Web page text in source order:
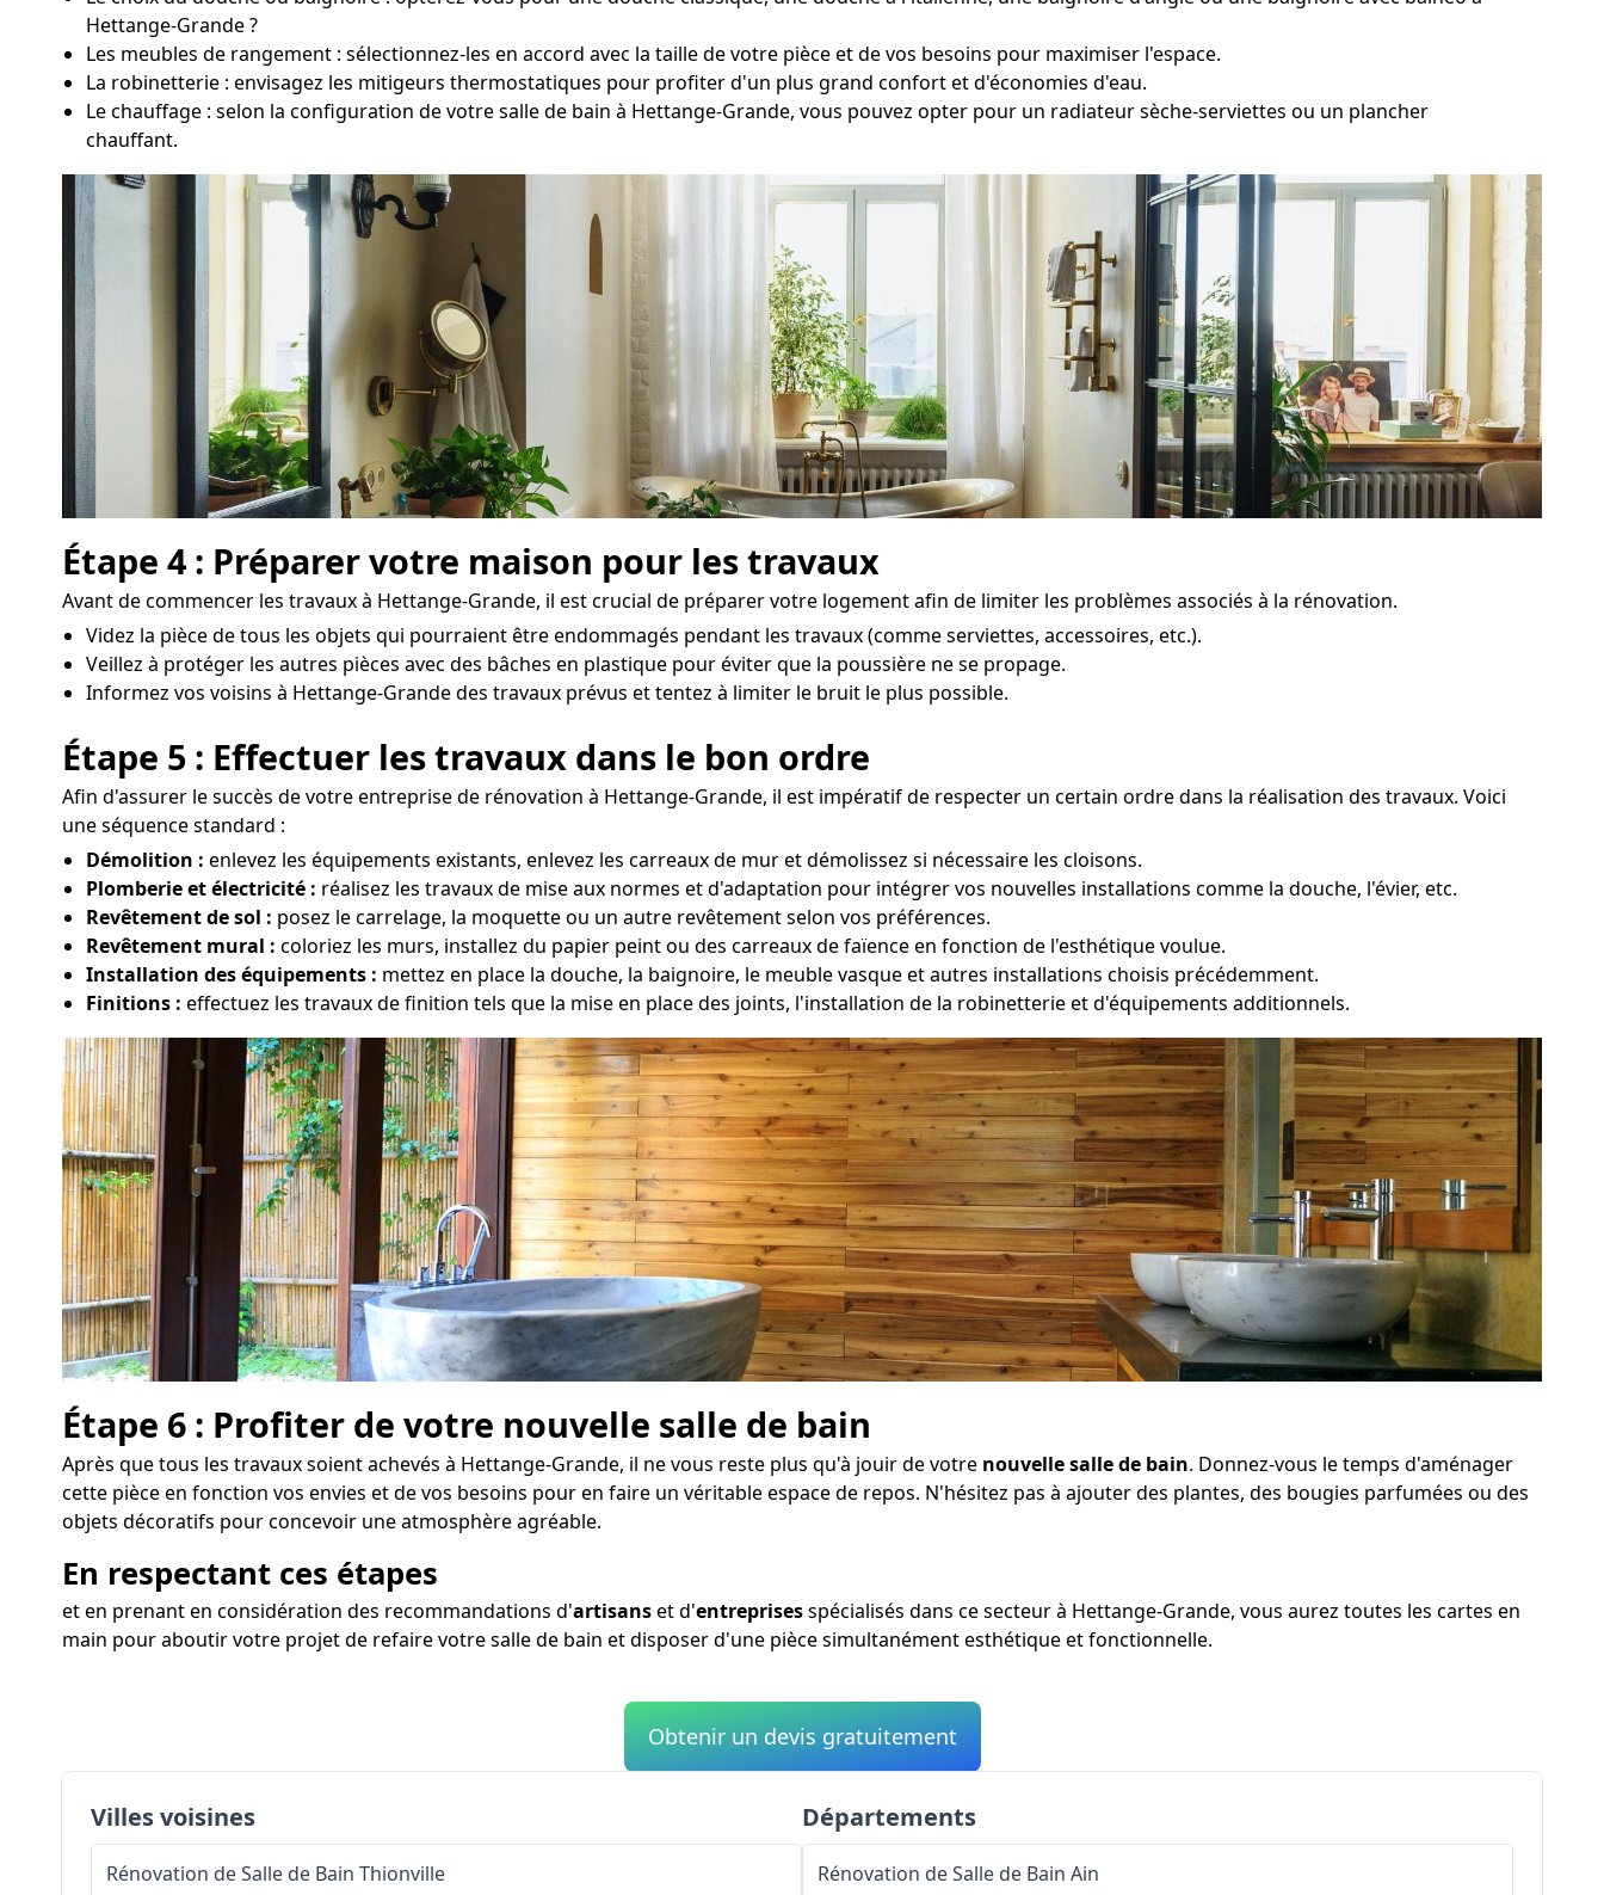
Hettange-Grande ?
Les meubles de rangement : sélectionnez-les en accord avec la taille de votre pièce et de vos besoins pour maximiser l'espace.
La robinetterie : envisagez les mitigeurs thermostatiques pour profiter d'un plus grand confort et d'économies d'eau.
Le chauffage : selon la configuration de votre salle de bain à Hettange-Grande, vous pouvez opter pour un radiateur sèche-serviettes ou un plancher
chauffant.
Étape 4 : Préparer votre maison pour les travaux
Avant de commencer les travaux à Hettange-Grande, il est crucial de préparer votre logement afin de limiter les problèmes associés à la rénovation.
Videz la pièce de tous les objets qui pourraient être endommagés pendant les travaux (comme serviettes, accessoires, etc.).
Veillez à protéger les autres pièces avec des bâches en plastique pour éviter que la poussière ne se propage.
Informez vos voisins à Hettange-Grande des travaux prévus et tentez à limiter le bruit le plus possible.
Étape 5 : Effectuer les travaux dans le bon ordre
Afin d'assurer le succès de votre entreprise de rénovation à Hettange-Grande, il est impératif de respecter un certain ordre dans la réalisation des travaux. Voici
une séquence standard :
Démolition : enlevez les équipements existants, enlevez les carreaux de mur et démolissez si nécessaire les cloisons.
Plomberie et électricité : réalisez les travaux de mise aux normes et d'adaptation pour intégrer vos nouvelles installations comme la douche, l'évier, etc.
Revêtement de sol : posez le carrelage, la moquette ou un autre revêtement selon vos préférences.
Revêtement mural : coloriez les murs, installez du papier peint ou des carreaux de faïence en fonction de l'esthétique voulue.
Installation des équipements : mettez en place la douche, la baignoire, le meuble vasque et autres installations choisis précédemment.
Finitions : effectuez les travaux de finition tels que la mise en place des joints, l'installation de la robinetterie et d'équipements additionnels.
Étape 6 : Profiter de votre nouvelle salle de bain
Après que tous les travaux soient achevés à Hettange-Grande, il ne vous reste plus qu'à jouir de votre nouvelle salle de bain. Donnez-vous le temps d'aménager
cette pièce en fonction vos envies et de vos besoins pour en faire un véritable espace de repos. N'hésitez pas à ajouter des plantes, des bougies parfumées ou des
objets décoratifs pour concevoir une atmosphère agréable.
En respectant ces étapes
et en prenant en considération des recommandations d'artisanset d'entreprisesspécialisés dans ce secteur à Hettange-Grande, vous aurez toutes les cartes en
main pour aboutir votre projet de refaire votre salle de bain et disposer d'une pièce simultanément esthétique et fonctionnelle.
Obtenir un devis gratuitement
Villes voisines
Rénovation de Salle de Bain Thionville
Départements
Rénovation de Salle de Bain Ain